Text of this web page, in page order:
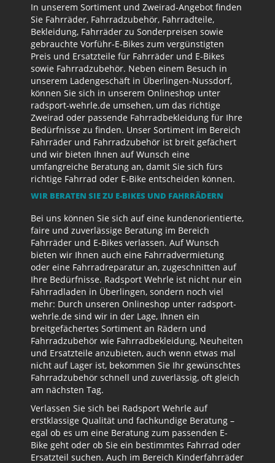
In unserem Sortiment und Zweirad-Angebot finden
Sie Fahrräder, Fahrradzubehör, Fahrradteile,
Bekleidung, Fahrräder zu Sonderpreisen sowie
gebrauchte Vorführ-E-Bikes zum vergünstigten
Preis und Ersatzteile für Fahrräder und E-Bikes
sowie Fahrradzubehör. Neben einem Besuch in
unserem Ladengeschäft in Überlingen-Nussdorf,
können Sie sich in unserem Onlineshop unter
radsport-wehrle.de umsehen, um das richtige
Zweirad oder passende Fahrradbekleidung für Ihre
Bedürfnisse zu finden. Unser Sortiment im Bereich
Fahrräder und Fahrradzubehör ist breit gefächert
und wir bieten Ihnen auf Wunsch eine
umfangreiche Beratung an, damit Sie sich fürs
richtige Fahrrad oder E-Bike entscheiden können.
WIR BERATEN SIE ZU E-BIKES UND FAHRRÄDERN
Bei uns können Sie sich auf eine kundenorientierte,
faire und zuverlässige Beratung im Bereich
Fahrräder und E-Bikes verlassen. Auf Wunsch
bieten wir Ihnen auch eine Fahrradvermietung
oder eine Fahrradreparatur an, zugeschnitten auf
Ihre Bedürfnisse. Radsport Wehrle ist nicht nur ein
Fahrradladen in Überlingen, sondern noch viel
mehr: Durch unseren Onlineshop unter radsport-
wehrle.de sind wir in der Lage, Ihnen ein
breitgefächertes Sortiment an Rädern und
Fahrradzubehör wie Fahrradbekleidung, Neuheiten
und Ersatzteile anzubieten, auch wenn etwas mal
nicht auf Lager ist, bekommen Sie Ihr gewünschtes
Fahrradzubehör schnell und zuverlässig, oft gleich
am nächsten Tag.
Verlassen Sie sich bei Radsport Wehrle auf
erstklassige Qualität und fachkundige Beratung –
egal ob es um eine Beratung zum passenden E-
Bike geht oder ob Sie ein bestimmtes Fahrrad oder
Ersatzteil suchen. Auch im Bereich Kinderfahrräder